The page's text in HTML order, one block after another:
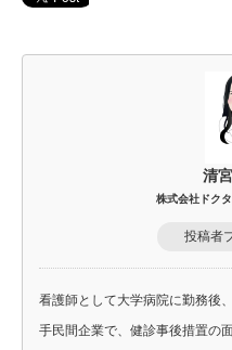
清
株式会社ドク
投稿者
看護師として大学病院に勤務後
手民間企業で、健診事後措置の